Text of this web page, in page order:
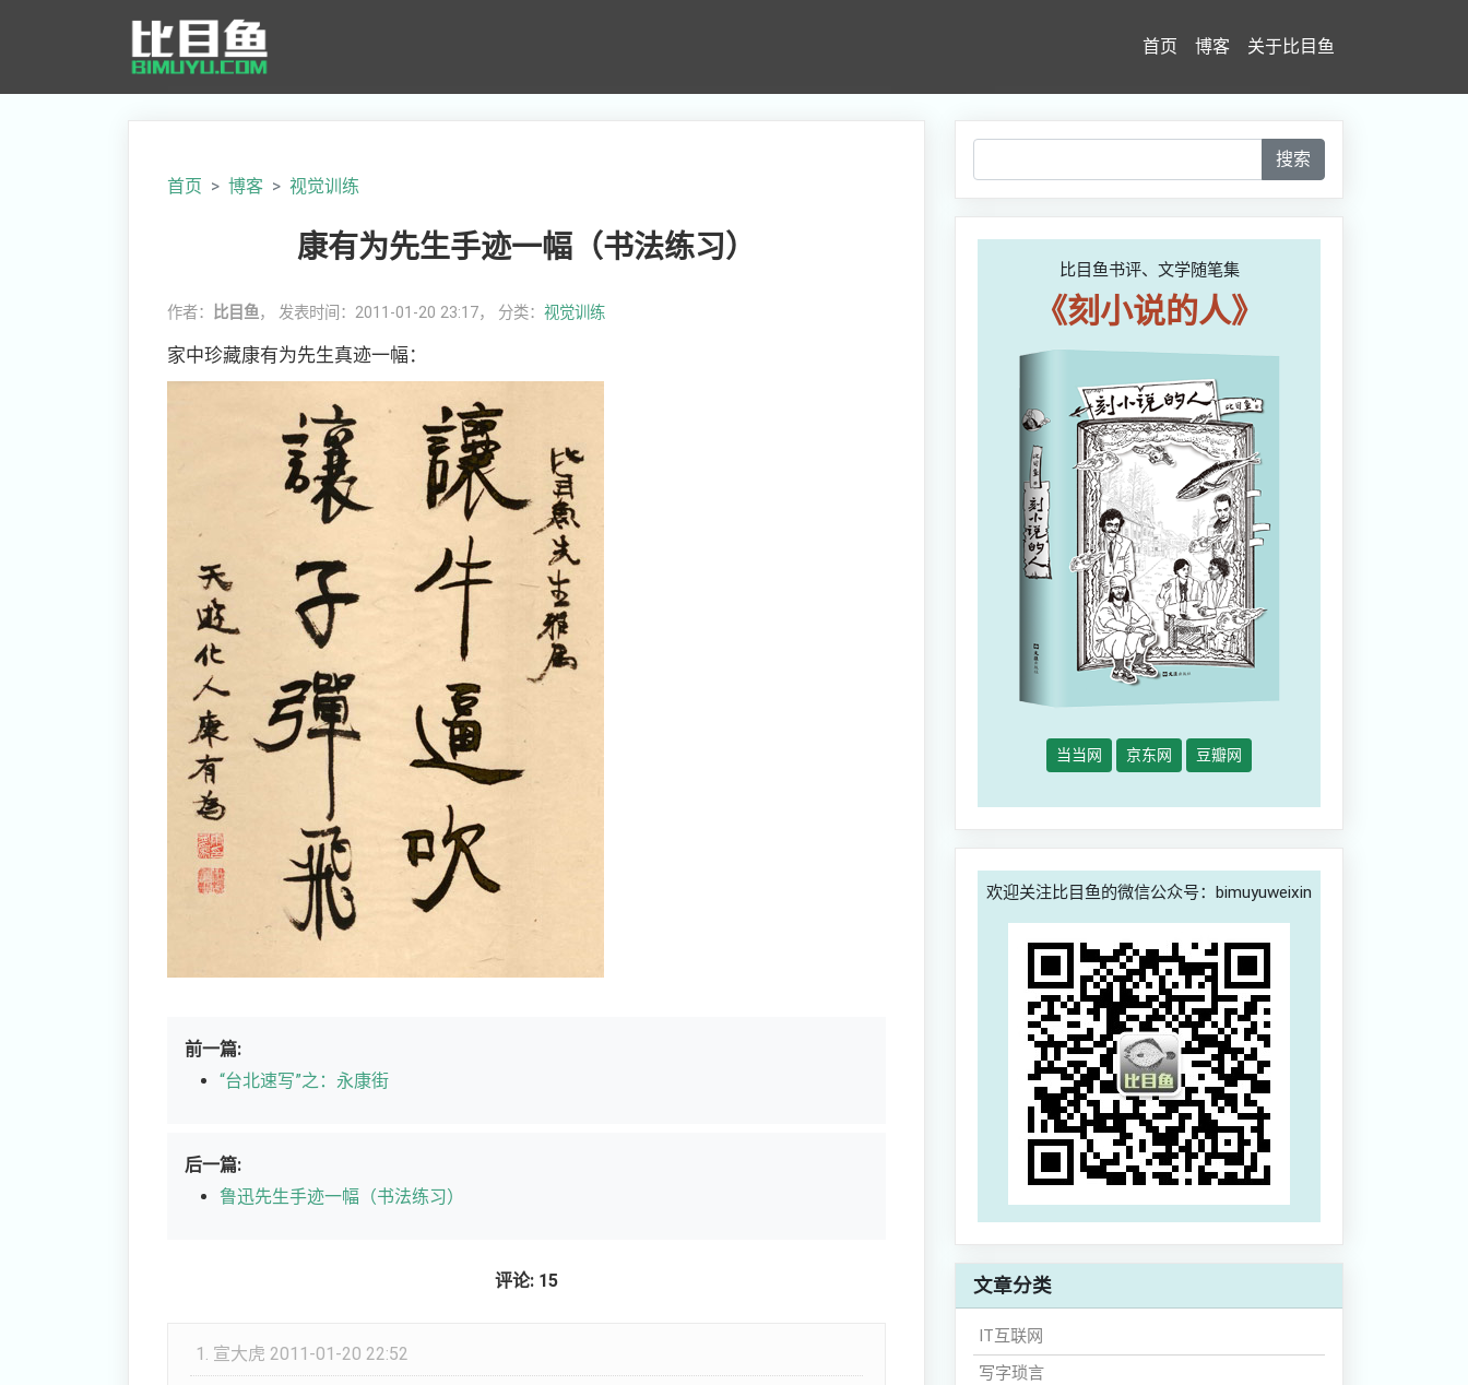
首页 博客 关于比目鱼
首页 博客 视觉训练
康有为先生手迹一幅（书法练习）
作者： 比目鱼， 发表时间：2011-01-20 23:17， 分类： 视觉训练
家中珍藏康有为先生真迹一幅：
前一篇:
“台北速写”之：永康街
后一篇:
鲁迅先生手迹一幅（书法练习）
评论: 15
1. 宣大虎 2011-01-20 22:52
搜索
比目鱼书评、文学随笔集
《刻小说的人》
当当网 京东网 豆瓣网
欢迎关注比目鱼的微信公众号：bimuyuweixin
文章分类
IT互联网
写字琐言